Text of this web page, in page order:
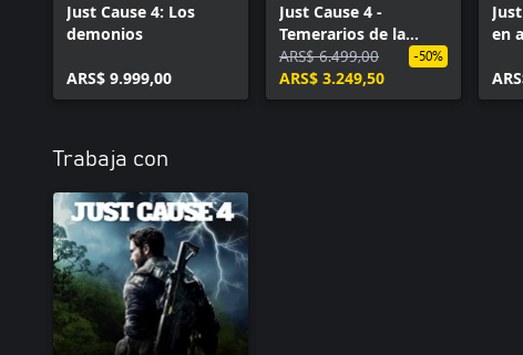
Just Cause 4: Los
demonios
ARS$ 9.999,00
Just Cause 4 -
Temerarios de la
destrucción
ARS$ 6.499,00
ARS$ 3.249,50
-50%
en
Trabaja con